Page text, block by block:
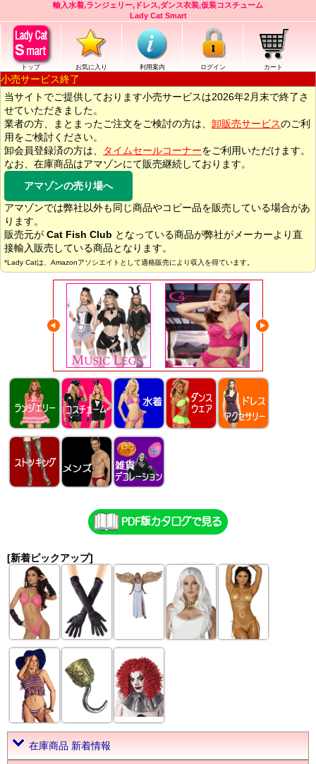
輸入水着,ランジェリー,ドレス,ダンス衣装,仮装コスチューム
Lady Cat Smart
トップ お気に入り 利用案内 ログイン カート
小売サービス終了
当サイトでご提供しております小売サービスは2026年2月末で終了さ
せていただきました。
業者の方、まとまったご注文をご検討の方は、 卸販売サービスのご利
用をご検討ください。
卸会員登録済の方は、
タイムセールコーナーをご利用いただけます。
なお、在庫商品はアマゾンにて販売継続しております。
アマゾンの売り場へ
アマゾンでは弊社以外も同じ商品やコピー品を販売している場合があ
ります。
販売元が Cat Fish Club となっている商品が弊社がメーカーより直
接輸入販売している商品となります。
*Lady Catは、Amazonアソシエイトとして適格販売により収入を得ています。
[新着ピックアップ]
在庫商品 新着情報